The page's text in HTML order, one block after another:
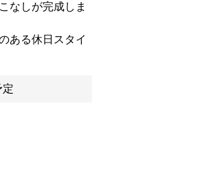
なしが完成しま
ある休日スタイ
定